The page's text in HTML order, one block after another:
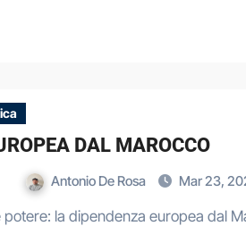
DAL MAROCCO
Antonio De Rosa Mar 23,
la dipendenza europea dal